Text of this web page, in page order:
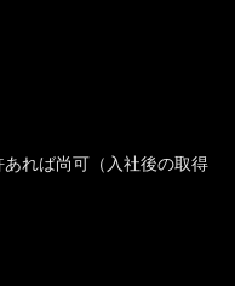
あれば尚可（入社後の取得